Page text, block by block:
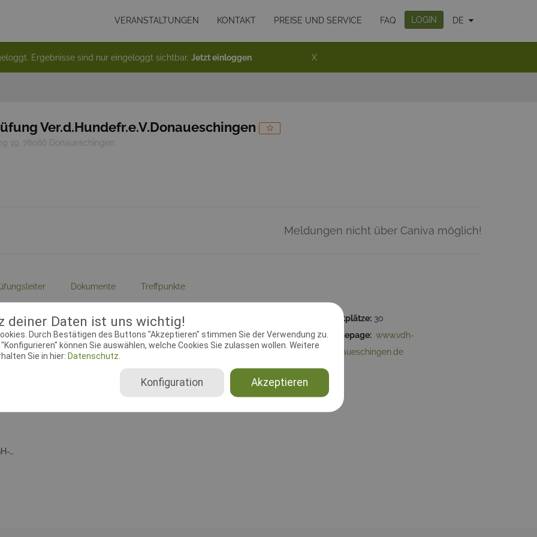
deiner Daten ist uns wichtig!
Durch Bestätigen des Buttons "Akzeptieren" stimmen Sie der Verwendung zu.
können Sie auswählen, welche Cookies Sie zulassen wollen. Weitere
Sie in hier: Datenschutz.
Akzeptieren
Konfiguration
VERANSTALTUNGEN KONTAKT PREISE UND SERVICE FAQ LOGIN DE
Ergebnisse sind nur eingeloggt sichtbar. Jetzt einloggen X
Ver.d.Hundefr.e.V.Donaueschingen
19, 78086 Donaueschingen
Meldungen nicht über Caniva möglich!
Dokumente Treffpunkte
28.08.2018 18:48:39 Meldeschluss: Startplätze: 30
Verein:
1-1-2
Adresse: Brigachweg 19, 78086
Homepage: www.vdh-
Donaueschingen.de
BH-VT nur SKN, BH-VT mit SKN, BH-VT ohne SKN